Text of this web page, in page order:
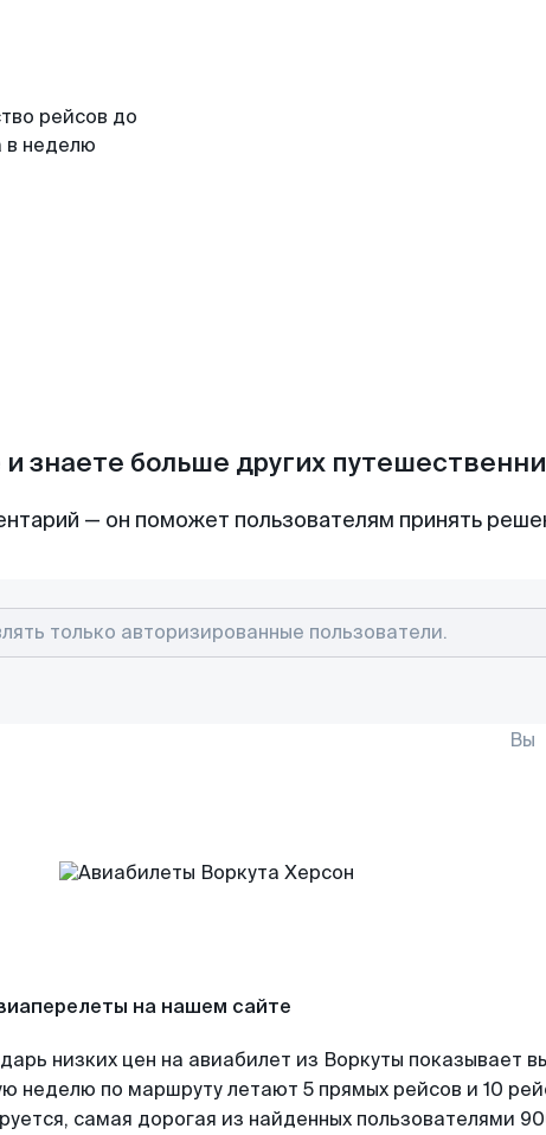
рейсов до
в неделю
знаете больше других
— он поможет пользователям принять
Вы
на нашем сайте
низких цен на авиабилет из Воркуты показывает
неделю по маршруту летают 5 прямых рейсов и 10
самая дорогая из найденных пользователями